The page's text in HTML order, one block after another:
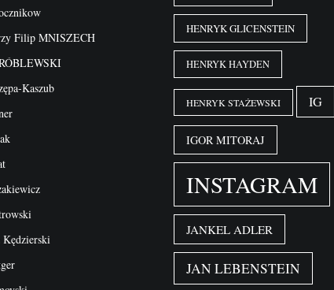
Filip MNISZECH
Kaszub
HENRYK GLICENSTEIN
HENRYK HAYDEN
HENRYK STAŻEWSKI IG
IGOR MITORAJ
INSTAGRAM
JANKEL ADLER
JAN LEBENSTEIN